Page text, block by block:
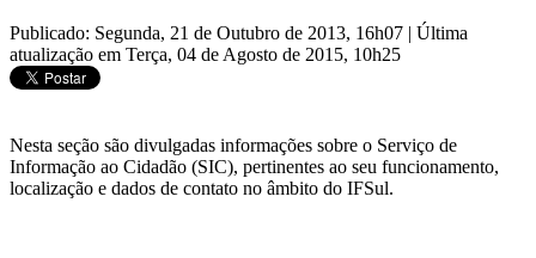
Publicado: Segunda, 21 de Outubro de 2013, 16h07 | Última
atualização em Terça, 04 de Agosto de 2015, 10h25
Nesta seção são divulgadas informações sobre o Serviço de
Informação ao Cidadão (SIC), pertinentes ao seu funcionamento,
localização e dados de contato no âmbito do IFSul.